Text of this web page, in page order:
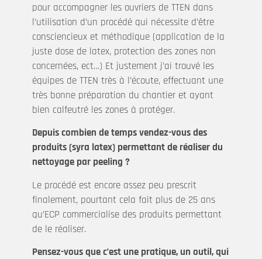
pour accompagner les ouvriers de TTEN dans
l’utilisation d’un procédé qui nécessite d’être
consciencieux et méthodique (application de la
juste dose de latex, protection des zones non
concernées, ect…) Et justement j’ai trouvé les
équipes de TTEN très à l’écoute, effectuant une
très bonne préparation du chantier et ayant
bien calfeutré les zones à protéger.
Depuis combien de temps vendez-vous des
produits (syra latex) permettant de réaliser du
nettoyage par peeling ?
Le procédé est encore assez peu prescrit
finalement, pourtant cela fait plus de 25 ans
qu’ECP commercialise des produits permettant
de le réaliser.
Pensez-vous que c’est une pratique, un outil, qui